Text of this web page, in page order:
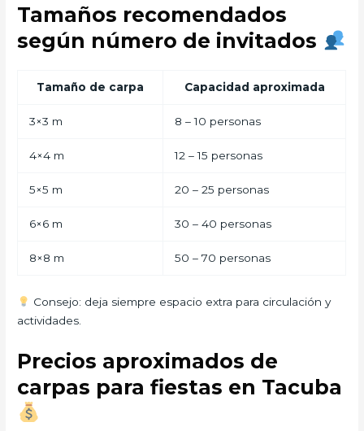
Tamaños recomendados
según número de invitados
Tamaño de carpa Capacidad aproximada
3×3 m 8 – 10 personas
4×4 m 12 – 15 personas
5×5 m 20 – 25 personas
6×6 m 30 – 40 personas
8×8 m 50 – 70 personas
Consejo: deja siempre espacio extra para circulación y
actividades.
Precios aproximados de
carpas para fiestas en Tacuba